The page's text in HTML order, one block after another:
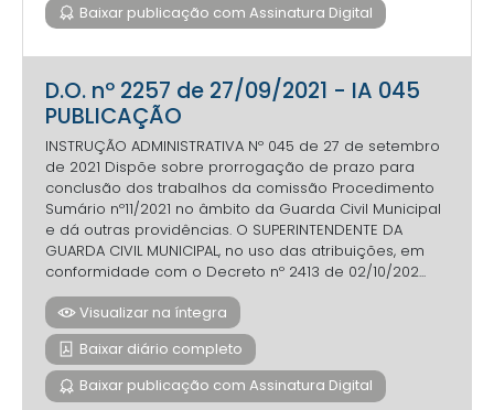
Baixar publicação com Assinatura Digital
D.O. nº 2257 de 27/09/2021 - IA 045
PUBLICAÇÃO
INSTRUÇÃO ADMINISTRATIVA Nº 045 de 27 de setembro
de 2021 Dispõe sobre prorrogação de prazo para
conclusão dos trabalhos da comissão Procedimento
Sumário nº11/2021 no âmbito da Guarda Civil Municipal
e dá outras providências. O SUPERINTENDENTE DA
GUARDA CIVIL MUNICIPAL, no uso das atribuições, em
conformidade com o Decreto nº 2413 de 02/10/202...
Visualizar na íntegra
Baixar diário completo
Baixar publicação com Assinatura Digital